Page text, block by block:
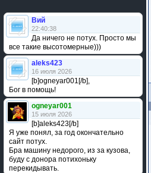
Вий
22:40:38
Да ничего не потух. Просто мы
все такие высотомерные)))
aleks423
16 июля 2026
[b]ogneyar001[/b],
Бог в помощь!
ogneyar001
15 июля 2026
[b]aleks423[/b]
Я уже понял, за год окончательно
сайт потух.
Бра машину недорого, из за кузова,
буду с донора потихоньку
перекидывать.